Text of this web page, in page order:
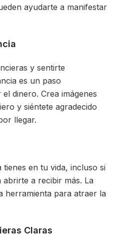
ayudarte a manifestar
y sentirte
es un paso
dinero. Crea imágenes
y siéntete agradecido
llegar.
en tu vida, incluso si
a recibir más. La
herramienta para atraer la
Claras